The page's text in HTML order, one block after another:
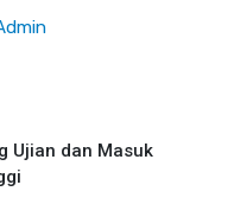
Ujian dan Masuk